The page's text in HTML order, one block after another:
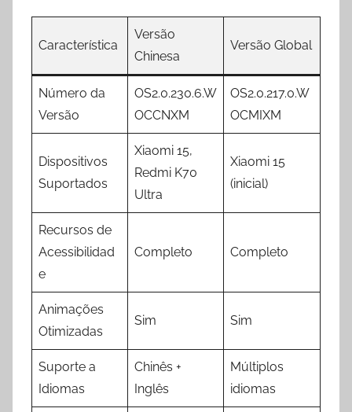
Característica
Versão
Chinesa
Versão Global
Número da
Versão
OS2.0.230.6.W
OCCNXM
OS2.0.217.0.W
OCMIXM
Dispositivos
Suportados
Xiaomi 15,
Redmi K70
Ultra
Xiaomi 15
(inicial)
Recursos de
Acessibilidad
e
Completo Completo
Animações
Otimizadas
Sim Sim
Suporte a
Idiomas
Chinês +
Inglês
Múltiplos
idiomas